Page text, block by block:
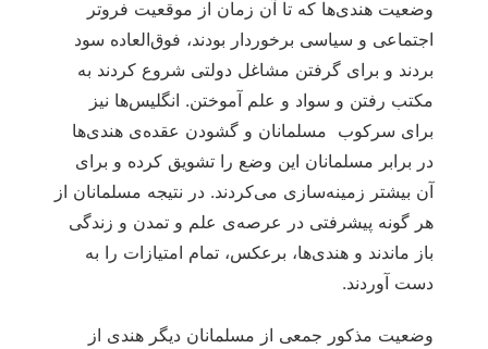
وضعیت هندی‌ها که تا آن زمان از موقعیت فروتر
اجتماعی و سیاسی برخوردار بودند، فوق‌العاده سود
بردند و برای گرفتن مشاغل دولتی شروع کردند به
مکتب رفتن و سواد و علم آموختن. انگلیس‌ها نیز
برای سرکوب مسلمانان و گشودن عقده‌ی هندی‌ها
در برابر مسلمانان این وضع را تشویق کرده و برای
آن بیشتر زمینه‌سازی می‌کردند. در نتیجه مسلمانان از
هر گونه پیشرفتی در عرصه‌ی علم و تمدن و زندگی
باز ماندند و هندی‌ها، برعکس، تمام امتیازات را به
دست آوردند.
وضعیت مذکور جمعی از مسلمانان دیگر هندی از